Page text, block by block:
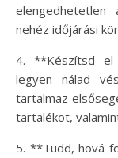
elengedhetetlen
nehéz időjárási
4. **Készítsd el
legyen nálad
tartalmaz
tartalékot,
5. **Tudd, hová